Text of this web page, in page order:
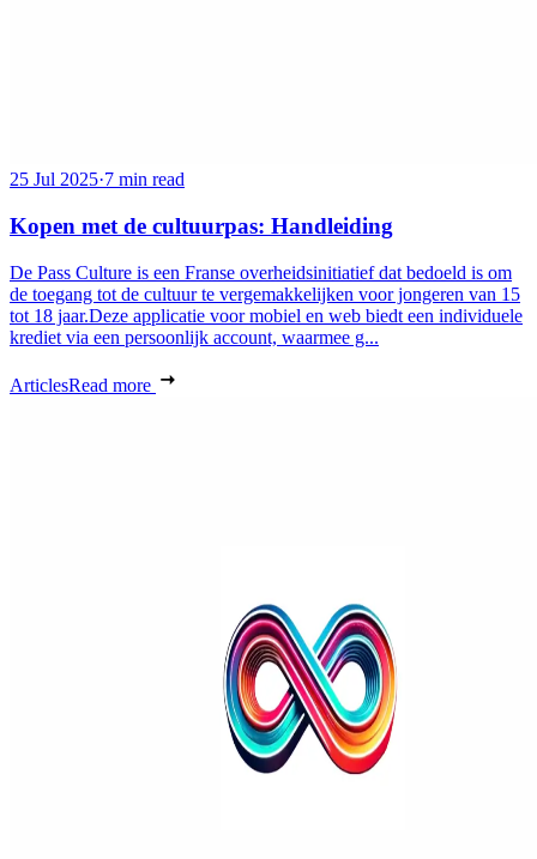
25 Jul 2025·7 min read
Kopen met de cultuurpas: Handleiding
De Pass Culture is een Franse overheidsinitiatief dat bedoeld is om
de toegang tot de cultuur te vergemakkelijken voor jongeren van 15
tot 18 jaar.Deze applicatie voor mobiel en web biedt een individuele
krediet via een persoonlijk account, waarmee g...
ArticlesRead more